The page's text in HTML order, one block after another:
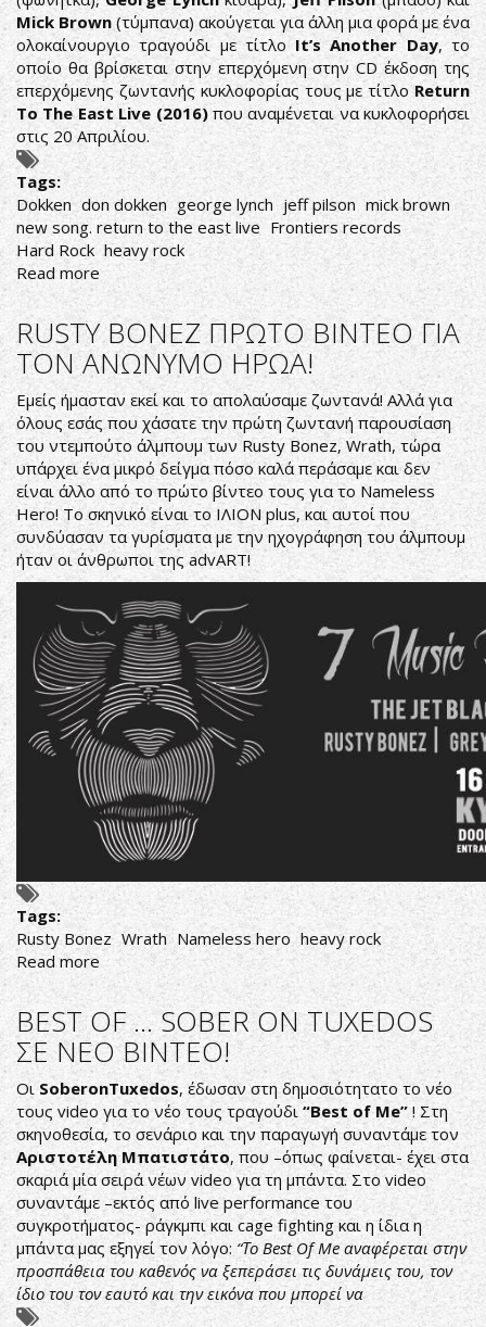
Mick Brown (τύμπανα) ακούγεται για άλλη μια φορά με ένα
ολοκαίνουργιο τραγούδι με τίτλο It’s Another Day, το
οποίο θα βρίσκεται στην επερχόμενη στην CD έκδοση της
επερχόμενης ζωντανής κυκλοφορίας τους με τίτλοReturn
To The East Live (2016)που αναμένεται να κυκλοφορήσει
στις 20 Απριλίου.
Tags:
Dokken don dokken george lynch jeff pilson mick brown
new song. return to the east live Frontiers records
Hard Rock heavy rock
Read moreabout
DOKKEN:
ΝΕΟ
ΚΟΜΜΑΤΙ
ΑΠΟ
ΤΗΝ
ΑΥΘΕΝΤΙΚΗ
ΣΥΝΘΕΣΗ
RUSTY BONEZ ΠΡΩΤΟ ΒΙΝΤΕΟ ΓΙΑ
ΤΟΝ ΑΝΩΝΥΜΟ ΗΡΩΑ!
Εμείς ήμασταν εκεί και το απολαύσαμε ζωντανά! Aλλά για
όλους εσάς που χάσατε την πρώτη ζωντανή παρουσίαση
του ντεμπούτο άλμπουμ των Rusty Bonez, Wrath, τώρα
υπάρχει ένα μικρό δείγμα πόσο καλά περάσαμε και δεν
είναι άλλο από το πρώτο βίντεο τους για το Nameless
Hero! Το σκηνικό είναι τοΙΛΙΟΝ plus, και αυτοί που
συνδύασαν τα γυρίσματα με την ηχογράφηση του άλμπουμ
ήταν οι άνθρωποι της advART!
Tags:
Rusty Bonez Wrath Nameless hero heavy rock
Read more about
RUSTY
BONEZ
ΠΡΩΤΟ
ΒΙΝΤΕΟ
ΓΙΑ
ΤΟΝ
ΑΝΩΝΥΜΟ
ΗΡΩΑ!
BEST OF ... SOBER ON TUXEDOS
ΣΕ ΝΕΟ ΒΙΝΤΕΟ!
ΟιSoberonTuxedos, έδωσαν στη δημοσιότητατο το νέο
τους video για το νέο τους τραγούδι “Best of Me” ! Στη
σκηνοθεσία, το σενάριο και την παραγωγή συναντάμε τον
Αριστοτέλη Μπατιστάτο, που –όπως φαίνεται- έχει στα
σκαριά μία σειρά νέων video για τη μπάντα. Στο video
συναντάμε –εκτός από live performance του
συγκροτήματος- ράγκμπι και cage fighting και η ίδια η
μπάντα μας εξηγεί τον λόγο: “Το Best Of Me αναφέρεται στην
προσπάθεια του καθενός να ξεπεράσει τις δυνάμεις του, τον
ίδιο του τον εαυτό και την εικόνα που μπορεί να